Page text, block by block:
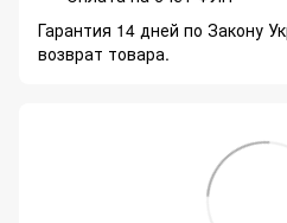
Гарантия 14 дней по Закону
возврат товара.